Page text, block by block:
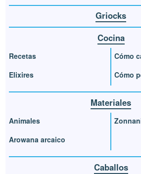
Griocks
Cocina
Recetas
Elixires
Cómo
Cómo
Materiales
Animales
Arowana arcaico
Caballos